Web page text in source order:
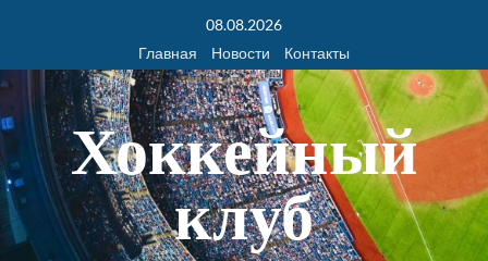
08.08.2026
Главная
Новости Контакты
Хоккейный
клуб